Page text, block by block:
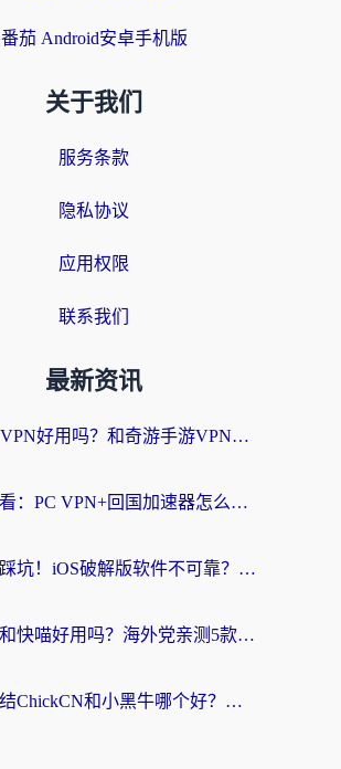
番茄 Android安卓手机版
关于我们
服务条款
隐私协议
应用权限
联系我们
最新资讯
ChickCN VPN好用吗？和奇游手游VPN对比哪个回国效果更好？海外党亲测实用指南
海外党必看：PC VPN+回国加速器怎么选？无缝访问国内资源全攻略
海外党别踩坑！iOS破解版软件不可靠？教你选对回国加速器无缝看国内资源
雷神手游和快喵好用吗？海外党亲测5款回国加速器，附斧牛Bling对比+微信视频号解决办法
海外党纠结ChickCN和小黑牛哪个好？一篇帮你选对回国加速器的实用指南